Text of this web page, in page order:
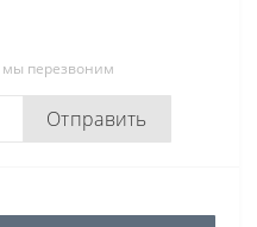
перезвоним
Отправить